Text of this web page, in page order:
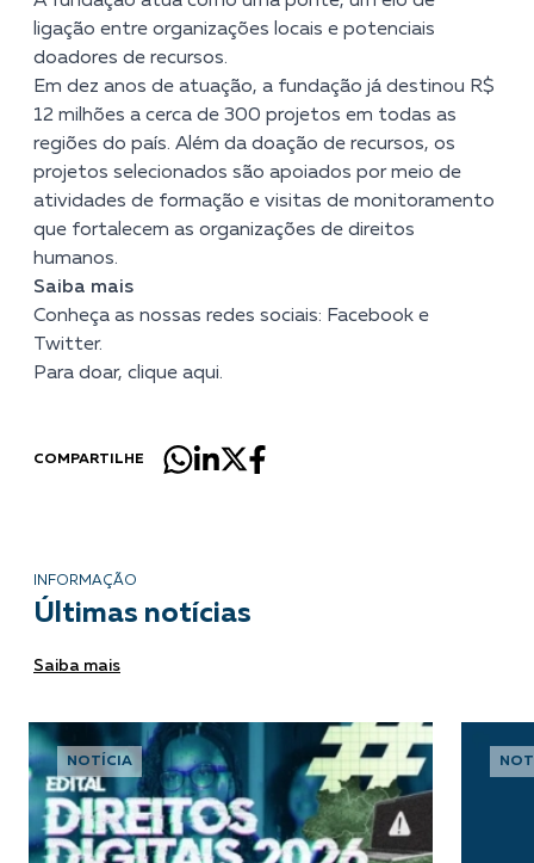
ligação entre organizações locais e potenciais
doadores de recursos.
Em dez anos de atuação, a fundação já destinou R$
12 milhões a cerca de 300 projetos em todas as
regiões do país. Além da doação de recursos, os
projetos selecionados são apoiados por meio de
atividades de formação e visitas de monitoramento
que fortalecem as organizações de direitos
humanos.
Saiba mais
Conheça as nossas redes sociais: Facebook e
Twitter.
Para doar, clique aqui.
COMPARTILHE
INFORMAÇÃO
Últimas notícias
Saiba mais
NOTÍCIA